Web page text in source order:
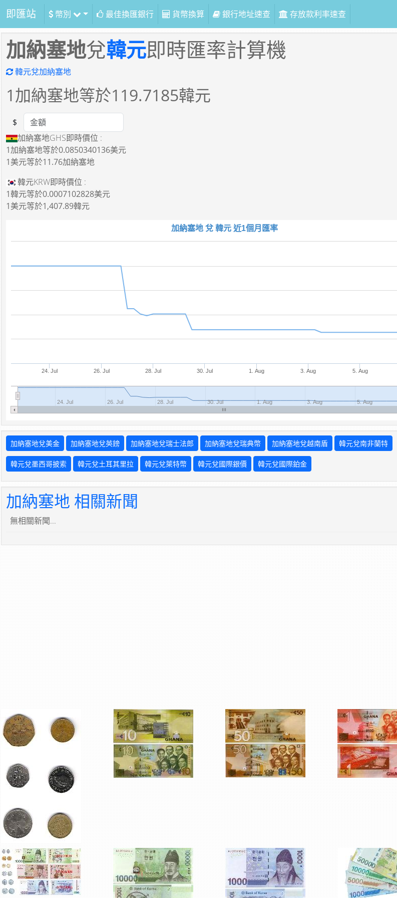
即匯站 幣別 最佳換匯銀行 貨幣換算 銀行地址速查 存放款利率速查
加納塞地兌韓元即時匯率計算機
韓元兌加納塞地
1加納塞地等於119.7185韓元
Amount
$
加納塞地GHS即時價位 :
1加納塞地等於0.0850340136美元
1美元等於11.76加納塞地
韓元KRW即時價位 :
1韓元等於0.0007102828美元
1美元等於1,407.89韓元
加納塞地 兌 韓元 近1個月匯率
24. Jul 26. Jul 28. Jul 30. Jul 1. Aug 3. Aug 5. Aug
24. Jul 26. Jul 28. Jul 30. Jul 1. Aug 3. Aug 5. Aug
加納塞地兌美金 加納塞地兌英鎊 加納塞地兌瑞士法郎 加納塞地兌瑞典幣 加納塞地兌越南盾 韓元兌南非蘭特
韓元兌墨西哥披索 韓元兌土耳其里拉 韓元兌萊特幣 韓元兌國際銀價 韓元兌國際鉑金
加納塞地 相關新聞
無相關新聞...